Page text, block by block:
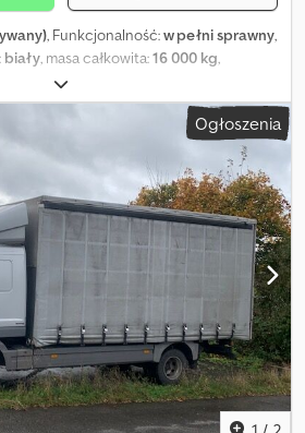
, Funkcjonalność:w pełni sprawny,
biały, masa całkowita:16 000 kg,
12 720 kg
50 m³, szerokość przestrzeni
, długość przestrzeni ładunkowej:7 250
ładunkowej:
Rok produkcji: 2009-2011 - Producent:
- Wysuwane teleskopowo nogi
brama rolowana - Podwójna podłoga
masa całkowita: 16 000 kg
12 720 kg - Wymiary
Szer.=2480 mm, Wys.=2750 mm -
antypoślizgowych - Wnętrze z blach
Stała dostępność wielu
i standard) na magazynie Dostawa
na zapytanie ZDJĘCIA
poniedziałek-piątek 8:00-14:00
ustaleń Cena netto Przy zakupie
Ogłoszenia